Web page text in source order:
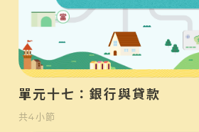
單元十七：銀行與貸款
共4小節